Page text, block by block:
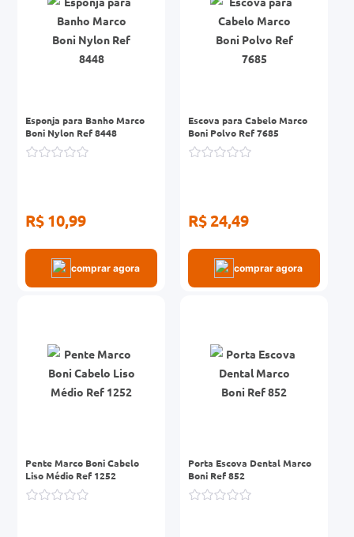
Esponja para Banho Marco
Boni Nylon Ref 8448
R$ 10,99
comprar agora
Escova para Cabelo Marco
Boni Polvo Ref 7685
R$ 24,49
comprar agora
Pente Marco Boni Cabelo
Liso Médio Ref 1252
Porta Escova Dental Marco
Boni Ref 852